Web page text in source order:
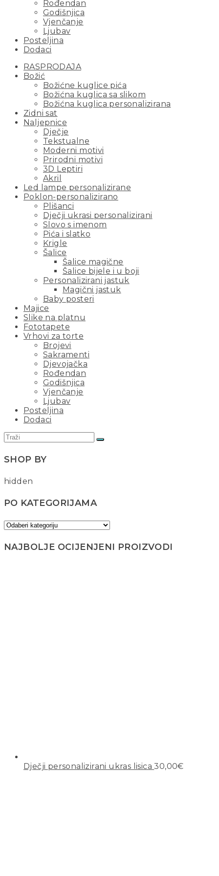
Rođendan
Godišnjica
Vjenčanje
Ljubav
Posteljina
Dodaci
RASPRODAJA
Božić
Božićne kuglice pića
Božićna kuglica sa slikom
Božićna kuglica personalizirana
Zidni sat
Naljepnice
Dječje
Tekstualne
Moderni motivi
Prirodni motivi
3D Leptiri
Akril
Led lampe personalizirane
Poklon-personalizirano
Plišanci
Dječji ukrasi personalizirani
Slovo s imenom
Pića i slatko
Krigle
Šalice
Šalice magične
Šalice bijele i u boji
Personalizirani jastuk
Magični jastuk
Baby posteri
Majice
Slike na platnu
Fototapete
Vrhovi za torte
Brojevi
Sakramenti
Djevojačka
Rođendan
Godišnjica
Vjenčanje
Ljubav
Posteljina
Dodaci
SHOP BY
hidden
PO KATEGORIJAMA
NAJBOLJE OCIJENJENI PROIZVODI
Dječji personalizirani ukras lisica 30,00€